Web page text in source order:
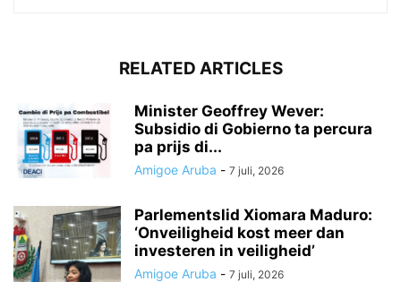
RELATED ARTICLES
Minister Geoffrey Wever:
Subsidio di Gobierno ta percura
pa prijs di...
Amigoe Aruba - 7 juli, 2026
Parlementslid Xiomara Maduro:
‘Onveiligheid kost meer dan
investeren in veiligheid’
Amigoe Aruba - 7 juli, 2026